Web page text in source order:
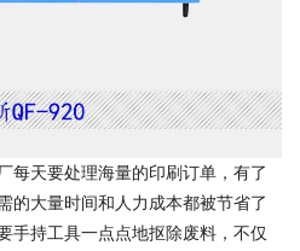
每天要处理海量的印刷订单，有了
的大量时间和人力成本都被节省了
手持工具一点点地抠除废料，不仅